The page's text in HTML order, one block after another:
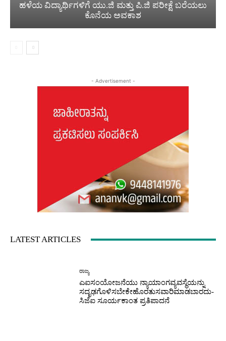
ಹಳೆಯ ವಿದ್ಯಾರ್ಥಿಗಳಿಗೆ ಯು.ಜಿ ಮತ್ತು ಪಿ.ಜಿ ಪರೀಕ್ಷೆ ಬರೆಯಲು
ಕೊನೆಯ ಅವಕಾಶ
- Advertisement -
LATEST ARTICLES
ರಾಜ್ಯ
ಎಐಸಂಯೋಜನೆಯು ನ್ಯಾಯಾಂಗವ್ಯವಸ್ಥೆಯನ್ನು
ಸದೃಢಗೊಳಿಸಬೇಕೇಹೊರತುಸವಾರಿಮಾಡಬಾರದು-
ಸಿಜೆಐ ಸೂರ್ಯಕಾಂತ ಪ್ರತಿಪಾದನೆ